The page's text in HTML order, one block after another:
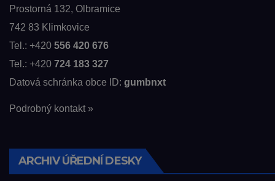
Prostorná 132, Olbramice
742 83 Klimkovice
Tel.: +420 556 420 676
Tel.: +420 724 183 327
Datová schránka obce ID: gumbnxt
Podrobný kontakt »
ARCHIV ÚŘEDNÍ DESKY